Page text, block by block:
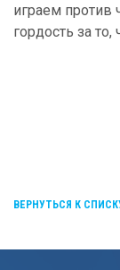
играем против
гордость за
ВЕРНУТЬСЯ К